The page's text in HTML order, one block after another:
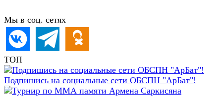
Мы в соц. сетях
ТОП
Подпишись на социальные сети ОБСПН "АрБат"!